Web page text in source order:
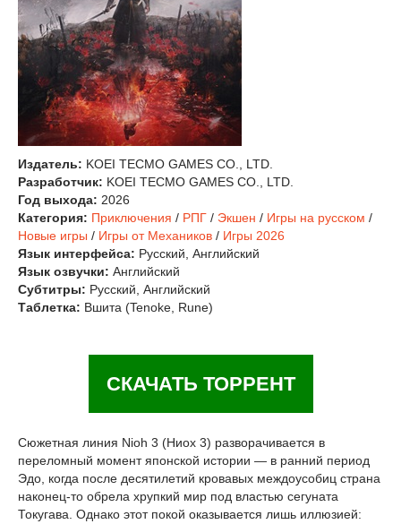
Издатель: KOEI TECMO GAMES CO., LTD.
Разработчик: KOEI TECMO GAMES CO., LTD.
Год выхода: 2026
Категория: Приключения / РПГ / Экшен / Игры на русском /
Новые игры / Игры от Механиков / Игры 2026
Язык интерфейса: Русский, Английский
Язык озвучки: Английский
Субтитры: Русский, Английский
Таблетка: Вшита (Tenoke, Rune)
СКАЧАТЬ ТОРРЕНТ
Сюжетная линия Nioh 3 (Ниох 3) разворачивается в
переломный момент японской истории — в ранний период
Эдо, когда после десятилетий кровавых междоусобиц страна
наконец-то обрела хрупкий мир под властью сегуната
Токугава. Однако этот покой оказывается лишь иллюзией: